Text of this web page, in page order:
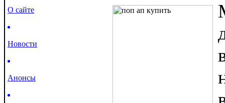
О сайте
Новости
Анонсы